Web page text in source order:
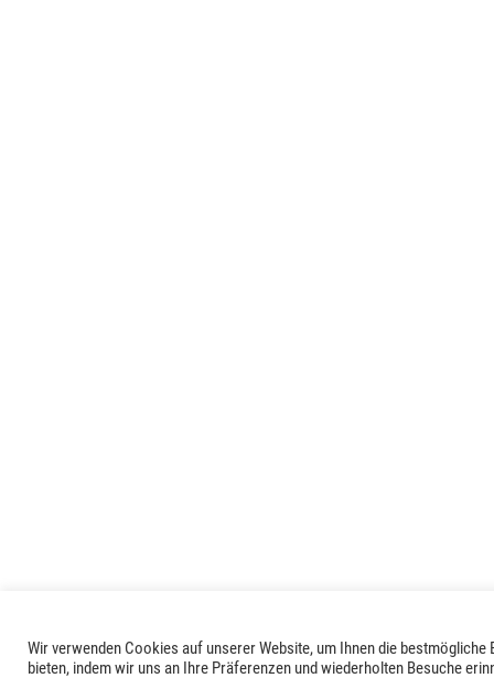
Wir verwenden Cookies auf unserer Website, um Ihnen die bestmögliche
bieten, indem wir uns an Ihre Präferenzen und wiederholten Besuche